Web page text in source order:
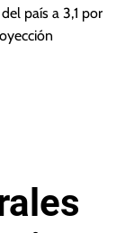
país a 3,1 por